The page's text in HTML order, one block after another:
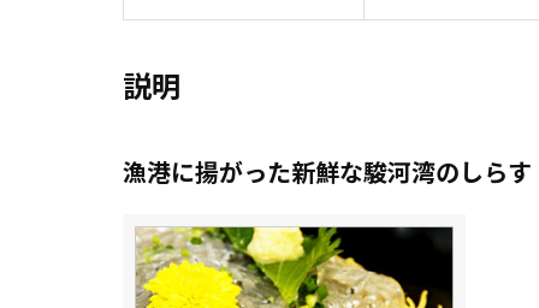
説明
漁港に揚がった新鮮な駿河湾のしらす